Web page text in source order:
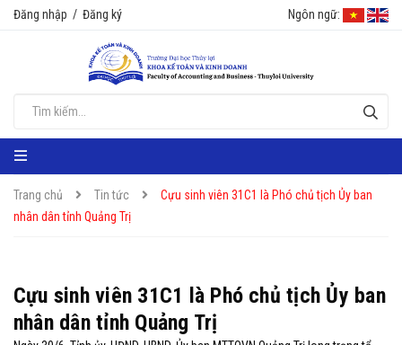
Đăng nhập / Đăng ký Ngôn ngữ:
Trang chủ Tin tức
Cựu sinh viên 31C1 là Phó chủ tịch Ủy ban
nhân dân tỉnh Quảng Trị
Cựu sinh viên 31C1 là Phó chủ tịch Ủy ban
nhân dân tỉnh Quảng Trị